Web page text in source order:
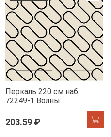
Перкаль 220 см наб
72249-1 Волны
203.59 ₽